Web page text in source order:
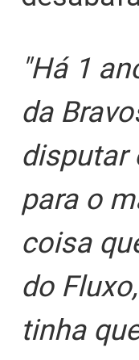
"Há 1
da
disputar
para o
coisa
do
tinha